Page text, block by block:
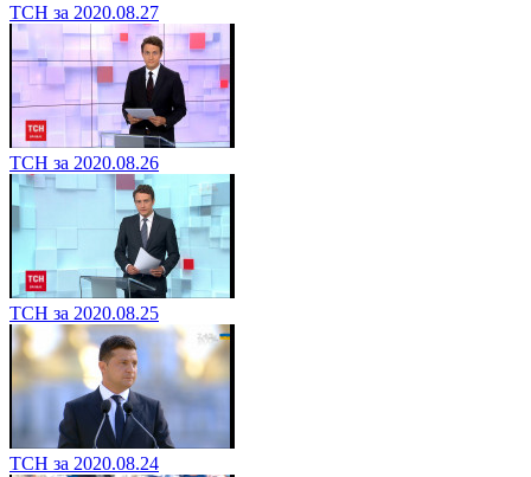
ТСН за 2020.08.27
ТСН за 2020.08.26
ТСН за 2020.08.25
ТСН за 2020.08.24